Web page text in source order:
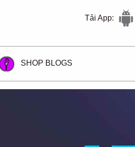
Tải App:
SHOP BLOGS